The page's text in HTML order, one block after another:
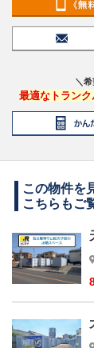
＼
最適なトラン
この物件を
こちらもご